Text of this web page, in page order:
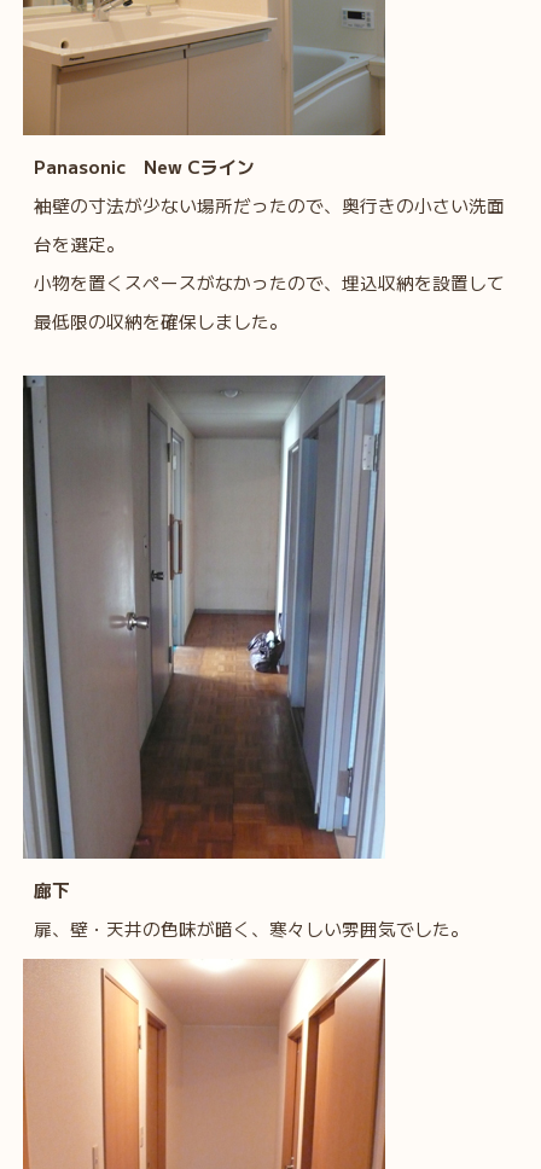
Panasonic New Cライン
袖壁の寸法が少ない場所だったので、奥行きの小さい洗面
台を選定。
小物を置くスペースがなかったので、埋込収納を設置して
最低限の収納を確保しました。
廊下
扉、壁・天井の色味が暗く、寒々しい雰囲気でした。